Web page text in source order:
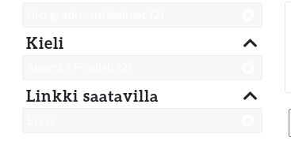
Kieli
Linkki saatavilla